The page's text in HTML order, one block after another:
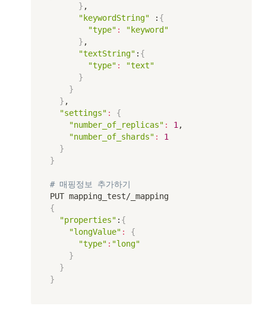
} ,
"keywordString" : {
"type" :
"keyword"
} ,
"textString" : {
"type" :
"text"
}
}
} ,
"settings" :
{
"number_of_replicas" : 1,
"number_of_shards" :
1
}
}
# 매핑정보 추가하기
{
"properties" : {
"longValue" :
{
"type" : "long"
}
}
}